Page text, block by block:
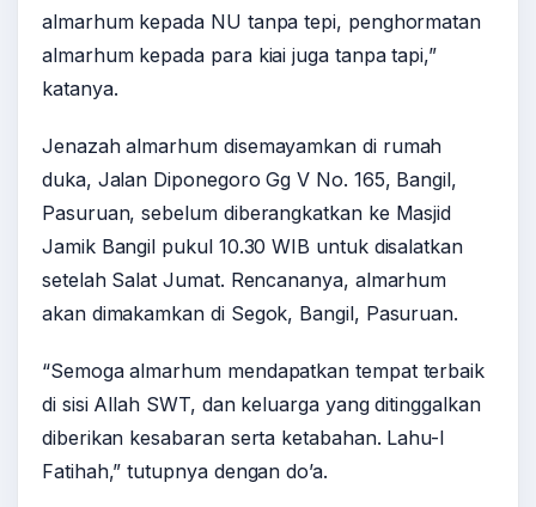
almarhum kepada NU tanpa tepi, penghormatan
almarhum kepada para kiai juga tanpa tapi,”
katanya.
Jenazah almarhum disemayamkan di rumah
duka, Jalan Diponegoro Gg V No. 165, Bangil,
Pasuruan, sebelum diberangkatkan ke Masjid
Jamik Bangil pukul 10.30 WIB untuk disalatkan
setelah Salat Jumat. Rencananya, almarhum
akan dimakamkan di Segok, Bangil, Pasuruan.
“Semoga almarhum mendapatkan tempat terbaik
di sisi Allah SWT, dan keluarga yang ditinggalkan
diberikan kesabaran serta ketabahan. Lahu-l
Fatihah,” tutupnya dengan do’a.